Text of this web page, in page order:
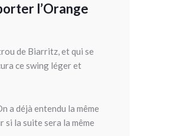
l’Orange
de Biarritz, et qui se
ce swing léger et
a déjà entendu la même
la suite sera la même